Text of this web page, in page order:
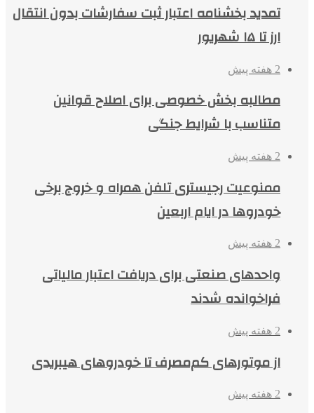
تمدید بخشنامه اعتبار ثبت سفارشات بدون انتقال
ارز تا ۱۵ شهریور
2 هفته پیش
مطالبه بخش خصوصی برای اصلاح قوانین
متناسب با شرایط جنگی
2 هفته پیش
ممنوعیت رجیستری تلفن همراه و خروج برخی
خودروها در ایام اربعین
2 هفته پیش
واحدهای صنعتی برای دریافت اعتبار مالیاتی
فراخوانده شدند
2 هفته پیش
از موتورهای کم‌مصرف تا خودروهای هیبریدی
2 هفته پیش